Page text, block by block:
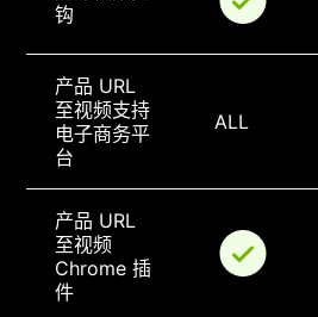
钩
产品 URL
至视频支持
电子商务平
台
ALL
产品 URL
至视频
Chrome 插
件